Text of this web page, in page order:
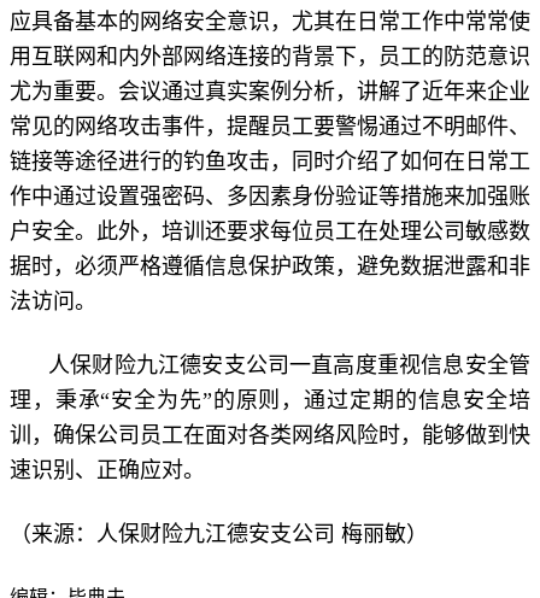
应具备基本的网络安全意识，尤其在日常工作中常常使
用互联网和内外部网络连接的背景下，员工的防范意识
尤为重要。会议通过真实案例分析，讲解了近年来企业
常见的网络攻击事件，提醒员工要警惕通过不明邮件、
链接等途径进行的钓鱼攻击，同时介绍了如何在日常工
作中通过设置强密码、多因素身份验证等措施来加强账
户安全。此外，培训还要求每位员工在处理公司敏感数
据时，必须严格遵循信息保护政策，避免数据泄露和非
法访问。
人保财险九江德安支公司一直高度重视信息安全管
理，秉承“安全为先”的原则，通过定期的信息安全培
训，确保公司员工在面对各类网络风险时，能够做到快
速识别、正确应对。
（来源： 人保财险九江德安支公司 梅丽敏）